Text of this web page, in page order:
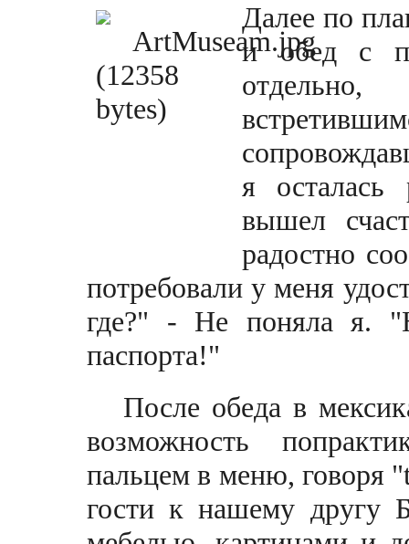
Далее по
и обед с
отдельно,
я осталась
вышел
радостно
потребовали у меня
где?" - Не поняла я.
паспорта!"
После обеда в
возможность
пальцем в меню, говоря
гости к нашему другу